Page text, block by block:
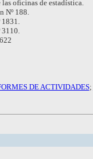
oficinas de estadística.
Nº 188.
DE ACTIVIDADES;